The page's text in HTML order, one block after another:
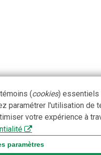
(cookies) essentiels
paramétrer l'utilisation de
votre expérience à
paramètres